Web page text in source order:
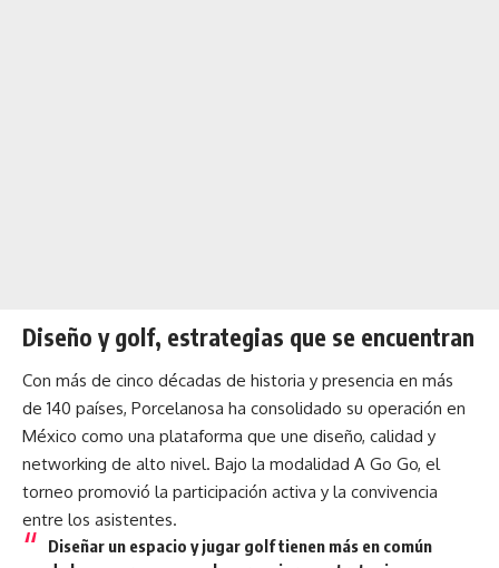
Diseño y golf, estrategias que se encuentran
Con más de cinco décadas de historia y presencia en más
de 140 países, Porcelanosa ha consolidado su operación en
México como una plataforma que une diseño, calidad y
networking de alto nivel. Bajo la modalidad A Go Go, el
torneo promovió la participación activa y la convivencia
entre los asistentes.
Diseñar un espacio y jugar golf tienen más en común